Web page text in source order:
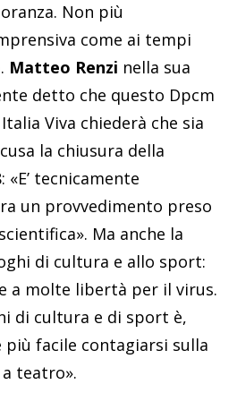
Non più
come ai tempi
Matteo Renzi nella sua
detto che questo Dpcm
Viva chiederà che sia
la chiusura della
tecnicamente
un provvedimento preso
Ma anche la
di cultura e allo sport:
a molte libertà per il virus.
di cultura e di sport è,
più facile contagiarsi sulla
teatro».